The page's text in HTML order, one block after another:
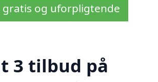
gratis og uforpligtende
3 tilbud på